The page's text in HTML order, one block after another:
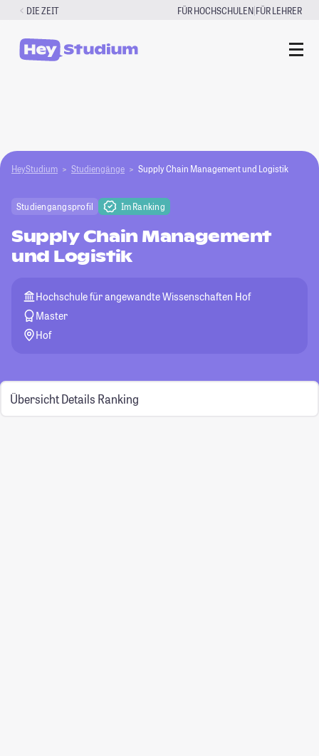
Zum
springen
DIE ZEIT FÜR HOCHSCHULEN|FÜR LEHRER
HeyStudium Studiengänge Supply Chain Management und Logistik
Studiengangsprofil Im Ranking
Supply Chain Management
und Logistik
Hochschule für angewandte Wissenschaften Hof
Master
Hof
Übersicht Details Ranking